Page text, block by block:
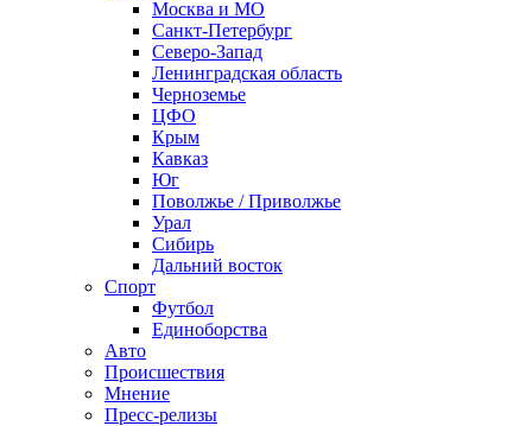
Москва и МО
Санкт-Петербург
Северо-Запад
Ленинградская область
Черноземье
ЦФО
Крым
Кавказ
Юг
Поволжье / Приволжье
Урал
Сибирь
Дальний восток
Спорт
Футбол
Единоборства
Авто
Происшествия
Мнение
Пресс-релизы